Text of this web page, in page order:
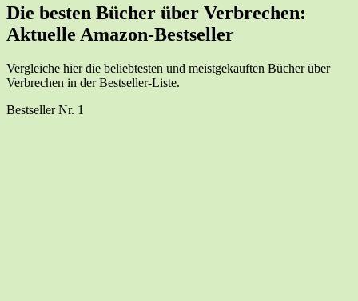
Die bes­ten Bücher über Ver­bre­chen:
Aktu­el­le Amazon-Bestseller
Ver­glei­che hier die belieb­tes­ten und meist­ge­kauf­ten Bücher über
Ver­bre­chen in der Bestseller-Liste.
Best­sel­ler Nr. 1